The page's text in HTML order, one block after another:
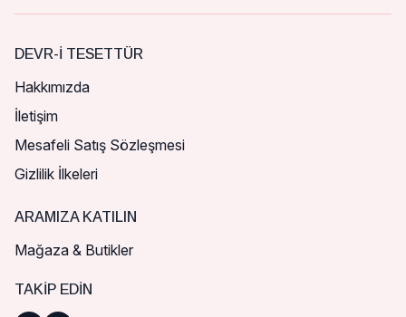
DEVR-I TESETTÜR
Hakkımızda
İletişim
Mesafeli Satış Sözleşmesi
Gizlilik İlkeleri
ARAMIZA KATILIN
Mağaza & Butikler
TAKIP EDIN